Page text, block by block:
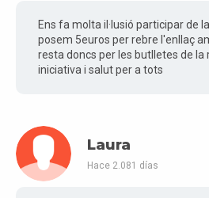
Ens fa molta il·lusió participar de
posem 5euros per rebre l'enllaç
resta doncs per les butlletes de la
iniciativa i salut per a tots
Laura
Hace 2.081 días